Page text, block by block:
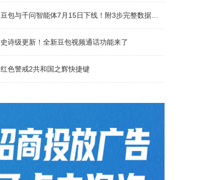
豆包与千问智能体7月15日下线！附3步完整数据备份与导出教程
史诗级更新！全新豆包视频通话功能来了
红色警戒2共和国之辉快捷键